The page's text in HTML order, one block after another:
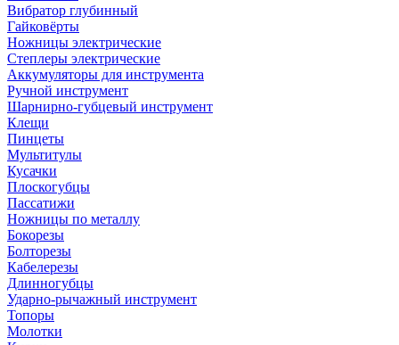
Вибратор глубинный
Гайковёрты
Ножницы электрические
Степлеры электрические
Аккумуляторы для инструмента
Ручной инструмент
Шарнирно-губцевый инструмент
Клещи
Пинцеты
Мультитулы
Кусачки
Плоскогубцы
Пассатижи
Ножницы по металлу
Бокорезы
Болторезы
Кабелерезы
Длинногубцы
Ударно-рычажный инструмент
Топоры
Молотки